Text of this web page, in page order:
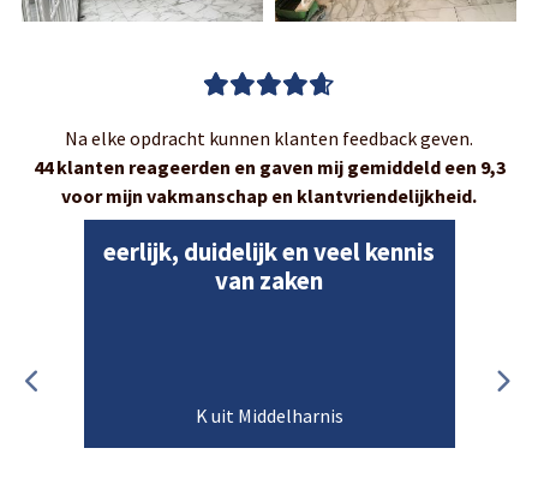
Na elke opdracht kunnen klanten feedback geven.
44 klanten reageerden en gaven mij gemiddeld een 9,3
voor mijn vakmanschap en klantvriendelijkheid.
eerlijk, duidelijk en veel kennis
van zaken
K uit Middelharnis